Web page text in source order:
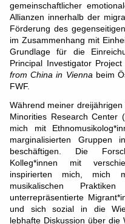
gemeinschaftlicher
Allianzen innerhalb der
Förderung des
im Zusammenhang mit
Grundlage für die
Principal Investigator Project
from China in Vienna beim
FWF.
Während meiner
Minorities Research Center
mich mit
marginalisierten Gruppen
beschäftigen. Die
Kolleg*innen mit
inspirierten mich, mich
musikalischen
unterrepräsentierte
und sich sozial in die
lebhafte Diskussion über die